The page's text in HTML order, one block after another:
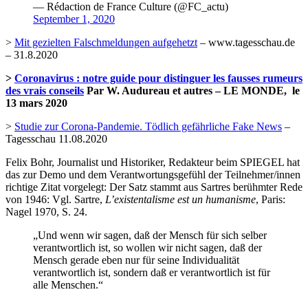
— Rédaction de France Culture (@FC_actu)
September 1, 2020
> Mit gezielten Falschmeldungen aufgehetzt – www.tagesschau.de
– 31.8.2020
> Coronavirus : notre guide pour distinguer les fausses rumeurs
des vrais conseils Par W. Audureau et autres – LE MONDE, le
13 mars 2020
> Studie zur Corona-Pandemie. Tödlich gefährliche Fake News –
Tagesschau 11.08.2020
Felix Bohr, Journalist und Historiker, Redakteur beim SPIEGEL hat
das zur Demo und dem Verantwortungsgefühl der Teilnehmer/innen
richtige Zitat vorgelegt: Der Satz stammt aus Sartres berühmter Rede
von 1946: Vgl. Sartre, L’existentalisme est un humanisme, Paris:
Nagel 1970, S. 24.
„Und wenn wir sagen, daß der Mensch für sich selber
verantwortlich ist, so wollen wir nicht sagen, daß der
Mensch gerade eben nur für seine Individualität
verantwortlich ist, sondern daß er verantwortlich ist für
alle Menschen.“